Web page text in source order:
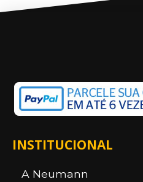
INSTITUCIONAL
A Neumann